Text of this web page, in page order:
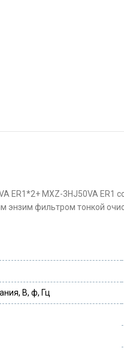
ER1*2+ MXZ-3HJ50VA ER1
энзим фильтром тонкой
В, ф, Гц